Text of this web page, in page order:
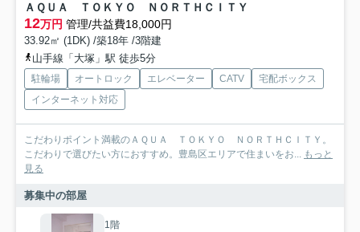
ＡＱＵＡ ＴＯＫＹＯ ＮＯＲＴＨＣＩＴＹ
12万円 管理/共益費18,000円
33.92㎡ (1DK) /築18年 /3階建
山手線「大塚」駅 徒歩5分
駐輪場 オートロック エレベーター CATV
宅配ボックス
インターネット対応
こだわりポイント満載のＡＱＵＡ ＴＯＫＹＯ ＮＯＲＴＨＣＩＴＹ。
こだわりで選びたい方におすすめ。豊島区エリアで住まいをお... もっと
見る
募集中の部屋
1階